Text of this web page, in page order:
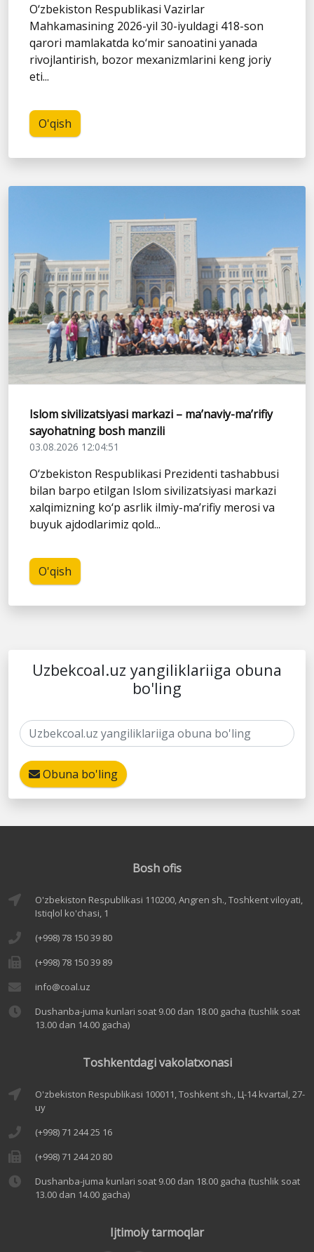
O‘zbekiston Respublikasi Vazirlar
Mahkamasining 2026-yil 30-iyuldagi 418-son
qarori mamlakatda ko‘mir sanoatini yanada
rivojlantirish, bozor mexanizmlarini keng joriy
eti...
O'qish
Islom sivilizatsiyasi markazi – ma’naviy-ma’rifiy
sayohatning bosh manzili
03.08.2026 12:04:51
O‘zbekiston Respublikasi Prezidenti tashabbusi
bilan barpo etilgan Islom sivilizatsiyasi markazi
xalqimizning ko‘p asrlik ilmiy-ma’rifiy merosi va
buyuk ajdodlarimiz qold...
O'qish
Uzbekcoal.uz yangiliklariiga obuna
bo'ling
Obuna bo'ling
Bosh ofis
O'zbekiston Respublikasi 110200, Angren sh., Toshkent viloyati,
Istiqlol ko'chasi, 1
(+998) 78 150 39 80
(+998) 78 150 39 89
info@coal.uz
Dushanba-juma kunlari soat 9.00 dan 18.00 gacha (tushlik soat
13.00 dan 14.00 gacha)
Toshkentdagi vakolatxonasi
O'zbekiston Respublikasi 100011, Toshkent sh., Ц-14 kvartal, 27-
uy
(+998) 71 244 25 16
(+998) 71 244 20 80
Dushanba-juma kunlari soat 9.00 dan 18.00 gacha (tushlik soat
13.00 dan 14.00 gacha)
Ijtimoiy tarmoqlar